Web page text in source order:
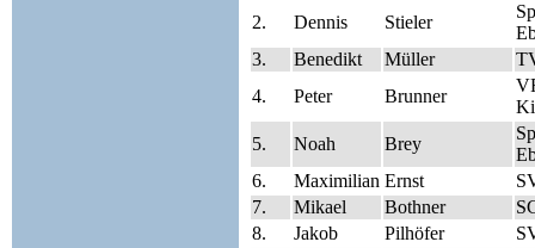
2. Dennis Stieler
3.
Benedikt Müller
4.
Peter Brunner
5.
Noah Brey
6.
Maximilian Ernst
7.
Mikael Bothner
8.
Jakob Pilhöfer